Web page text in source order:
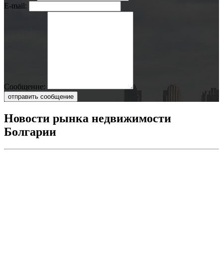
E-mail:
Сообщение:
отправить сообщение
Новости рынка недвижимости
Болгарии